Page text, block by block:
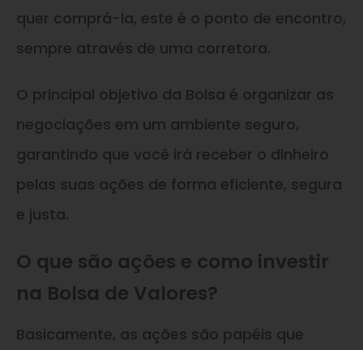
quer comprá-la, este é o ponto de encontro,
sempre através de uma corretora.
O principal objetivo da Bolsa é organizar as
negociações em um ambiente seguro,
garantindo que você irá receber o dinheiro
pelas suas ações de forma eficiente, segura
e justa.
O que são ações e como investir
na Bolsa de Valores?
Basicamente, as ações são papéis que